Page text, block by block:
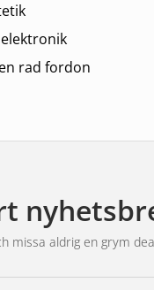
rad fordon
belysning
utseende
missa aldrig en grym